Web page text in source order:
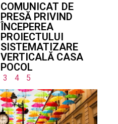
COMUNICAT DE
PRESĂ PRIVIND
ÎNCEPEREA
PROIECTULUI
SISTEMATIZARE
VERTICALĂ CASA
POCOL
3 4 5